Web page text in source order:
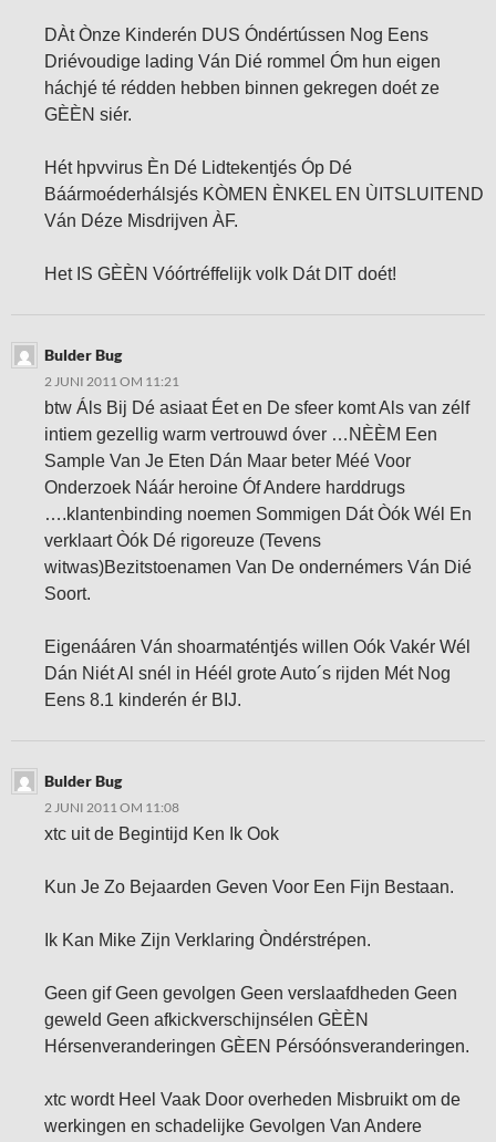
DÀt Ònze Kinderén DUS Óndértússen Nog Eens
Driévoudige lading Ván Dié rommel Óm hun eigen
háchjé té rédden hebben binnen gekregen doét ze
GÈÈN siér.
Hét hpvvirus Èn Dé Lidtekentjés Óp Dé
Báármoéderhálsjés KÒMEN ÈNKEL EN ÙITSLUITEND
Ván Déze Misdrijven ÀF.
Het IS GÈÈN Vóórtréffelijk volk Dát DIT doét!
Bulder Bug
2 JUNI 2011 OM 11:21
btw Áls Bij Dé asiaat Éet en De sfeer komt Als van zélf
intiem gezellig warm vertrouwd óver …NÈÈM Een
Sample Van Je Eten Dán Maar beter Méé Voor
Onderzoek Náár heroine Óf Andere harddrugs
….klantenbinding noemen Sommigen Dát Òók Wél En
verklaart Òók Dé rigoreuze (Tevens
witwas)Bezitstoenamen Van De ondernémers Ván Dié
Soort.
Eigenááren Ván shoarmaténtjés willen Oók Vakér Wél
Dán Niét Al snél in Héél grote Auto´s rijden Mét Nog
Eens 8.1 kinderén ér BIJ.
Bulder Bug
2 JUNI 2011 OM 11:08
xtc uit de Begintijd Ken Ik Ook
Kun Je Zo Bejaarden Geven Voor Een Fijn Bestaan.
Ik Kan Mike Zijn Verklaring Òndérstrépen.
Geen gif Geen gevolgen Geen verslaafdheden Geen
geweld Geen afkickverschijnsélen GÈÈN
Hérsenveranderingen GÈEN Pérsóónsveranderingen.
xtc wordt Heel Vaak Door overheden Misbruikt om de
werkingen en schadelijke Gevolgen Van Andere